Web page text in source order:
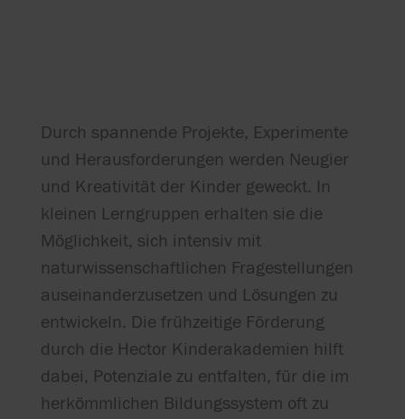
Durch spannende Projekte, Experimente
und Herausforderungen werden Neugier
und Kreativität der Kinder geweckt. In
kleinen Lerngruppen erhalten sie die
Möglichkeit, sich intensiv mit
naturwissenschaftlichen Fragestellungen
auseinanderzusetzen und Lösungen zu
entwickeln. Die frühzeitige Förderung
durch die Hector Kinderakademien hilft
dabei, Potenziale zu entfalten, für die im
herkömmlichen Bildungssystem oft zu